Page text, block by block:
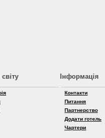
Інформація
Контакти
Питання
Партнерство
Додати готель
Чартери